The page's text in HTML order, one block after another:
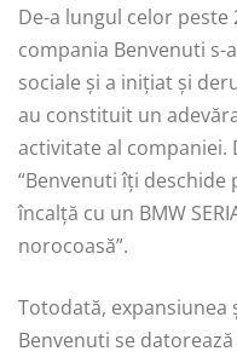
De-a lungul celor peste
compania Benvenuti
sociale și a inițiat și
au constituit un
activitate al companiei.
“Benvenuti îți deschide
încalță cu un BMW
norocoasă”.
Totodată, expansiunea
Benvenuti se